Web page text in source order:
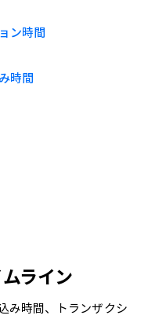
ン時間
時間
ライン
み時間、トランザクシ